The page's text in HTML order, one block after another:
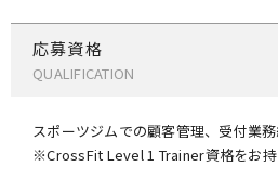
応募資格
QUALIFICATION
スポーツジムでの顧客管理、受付業務
※CrossFit Level 1 Trainer資格をお持